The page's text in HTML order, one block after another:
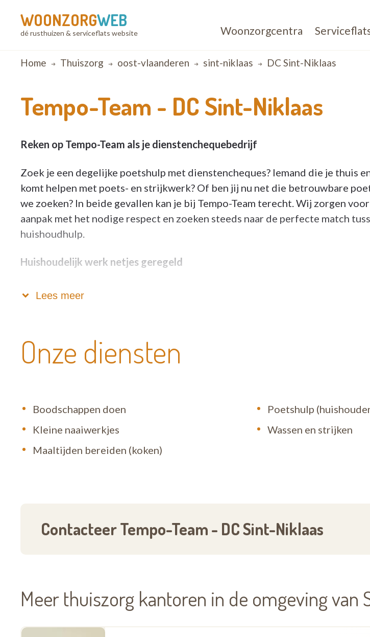
WOONZORGWEB
dé rusthuizen & serviceflats website Woonzorgcentra
Breadcrumb
Home Thuiszorg oost-vlaanderen sint-niklaas DC Sint-Niklaas
Tempo-Team - DC Sint-Niklaas
Reken op Tempo-Team als je dienstenchequebedrijf
Zoek je een degelijke poetshulp met dienstencheques? Iemand die je thuis
komt helpen met poets- en strijkwerk? Of ben jij nu net die betrouwbare
we zoeken? In beide gevallen kan je bij Tempo-Team terecht. Wij zorgen
aanpak met het nodige respect en zoeken steeds naar de perfecte match
huishoudhulp.
Huishoudelijk werk netjes geregeld
De dienstencheque is een betaalmiddel om een werknemer van een erkende
Jouw voordelen als particulier :
Maar 9 euro per gepresteerd uur ( 6,30€ na fiscale aftrek) !
Je poetshulp is verzekerd tegen ongevallen
Jij bent verzekerd tegen eventuele materiële schade tijdens zijn/haar
Werk in je buurt
Een goed loon met correcte uitbetaling
Hospitalisatieverzekering
Childcare
Teamdeals
Lees meer
Onze diensten
Boodschappen doen
Kleine naaiwerkjes
Maaltijden bereiden (koken)
Poetshulp
Wassen en strijken
Contacteer Tempo-Team - DC Sint-Niklaas
Meer thuiszorg kantoren in de omgeving van